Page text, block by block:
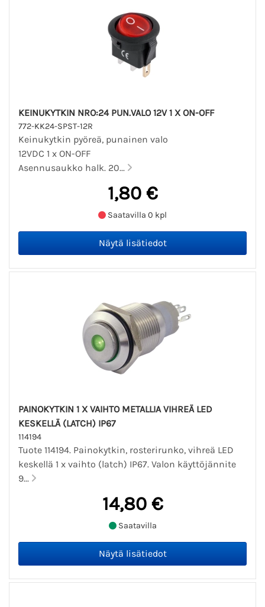
KEINUKYTKIN NRO:24 PUN.VALO 12V 1 X ON-OFF
772-KK24-SPST-12R
Keinukytkin pyöreä, punainen valo
12VDC 1 x ON-OFF
Asennusaukko halk. 20...
1,80 €
Saatavilla 0 kpl
PAINOKYTKIN 1 X VAIHTO METALLIA VIHREÄ LED
KESKELLÄ (LATCH) IP67
114194
Tuote 114194. Painokytkin, rosterirunko, vihreä LED
keskellä 1 x vaihto (latch) IP67. Valon käyttöjännite
9...
14,80 €
Saatavilla